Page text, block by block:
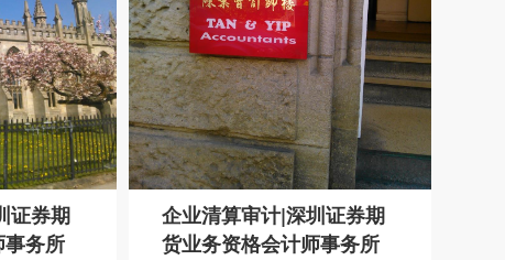
证券期
务所
企业清算审计|深圳证券期
货业务资格会计师事务所